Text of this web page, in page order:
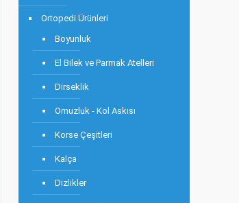
Ortopedi Ürünleri
Boyunluk
El Bilek ve Parmak Atelleri
Dirseklik
Omuzluk - Kol Askısı
Korse Çeşitleri
Kalça
Dizlikler